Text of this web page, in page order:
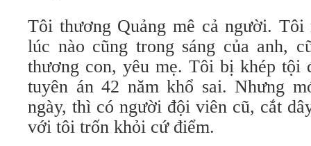
Tôi thương Quảng mê cả người.
lúc nào cũng trong sáng của anh,
thương con, yêu mẹ. Tôi bị khép tội
tuyên án 42 năm khổ sai. Nhưng
ngày, thì có người đội viên cũ, cắt
với tôi trốn khỏi cứ điểm.